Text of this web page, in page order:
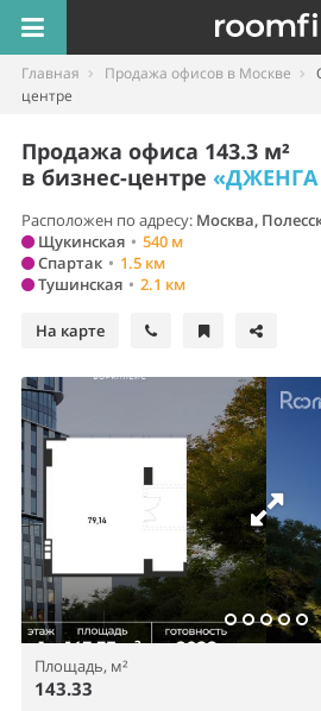
Главная Продажа офисов в Москве
центре
Продажа офиса 143.3 м²
в бизнес-центре «ДЖЕНГА
Расположен по адресу: Москва,
Щукинская • 540 м
Спартак • 1.5 км
Тушинская • 2.1 км
На карте
Площадь, м²
143.33